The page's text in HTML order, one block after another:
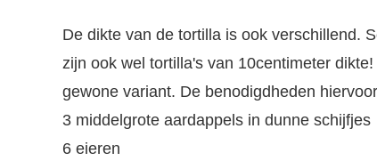
De dikte van de tortilla is ook verschillend.
zijn ook wel tortilla's van 10centimeter
gewone variant. De benodigdheden
3 middelgrote aardappels in dunne schijfjes
6 eieren